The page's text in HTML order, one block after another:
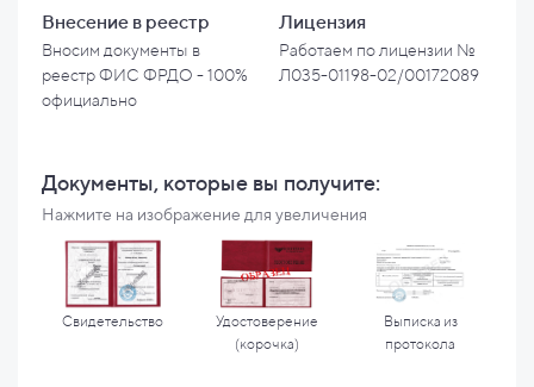
Внесение в реестр
Вносим документы в
реестр ФИС ФРДО - 100%
официально
Лицензия
Работаем по лицензии №
Л035-01198-02/00172089
Документы, которые вы получите:
Нажмите на изображение для увеличения
Свидетельство
Удостоверение
(корочка)
Выписка из
протокола